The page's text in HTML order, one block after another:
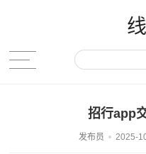
招行app
发布员 2025-